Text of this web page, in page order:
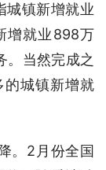
城镇新增就业
增就业898万
。当然完成之
的城镇新增就
。2月份全国